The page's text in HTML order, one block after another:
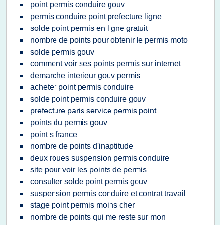
point permis conduire gouv
permis conduire point prefecture ligne
solde point permis en ligne gratuit
nombre de points pour obtenir le permis moto
solde permis gouv
comment voir ses points permis sur internet
demarche interieur gouv permis
acheter point permis conduire
solde point permis conduire gouv
prefecture paris service permis point
points du permis gouv
point s france
nombre de points d'inaptitude
deux roues suspension permis conduire
site pour voir les points de permis
consulter solde point permis gouv
suspension permis conduire et contrat travail
stage point permis moins cher
nombre de points qui me reste sur mon